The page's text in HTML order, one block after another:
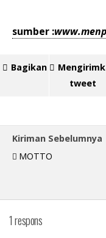
sumber :
Bagikan
tweet
Kiriman Sebelumnya
MOTTO
1 respons